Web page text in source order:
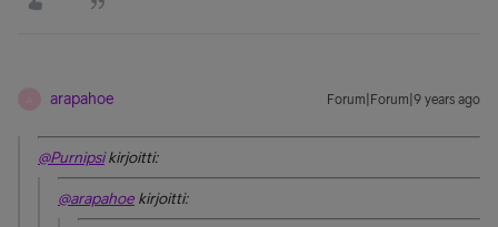
arapahoe Forum|Forum|9 years ago
@Purnipsikirjoitti:
@arapahoe kirjoitti: